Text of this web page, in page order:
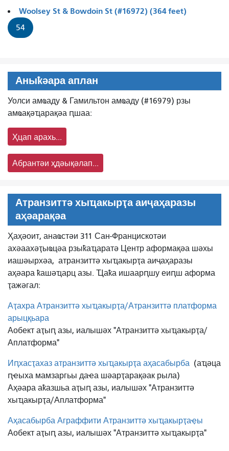
Woolsey St & Bowdoin St (#16972) (364 feet)
54
Аныҟәара аплан
Уолси амҩаду & Гамильтон амҩаду (#16979) рзы
амҩақәҵарақәа ԥшаа:
Ҳцап арахь...
Абрантәи ҳдәықәлап...
Атранзиттә хыҵакырҭа аиҷаҳаразы
аҳәарақәа
Ҳаҳәоит, анаҩстәи 311 Сан-Францискотәи
ахәаахәҭыҩцәа рзыҟаҵаратә Центр аформақәа шәхы
иашәырхәа, атранзиттә хыҵакырҭа аиҷаҳаразы
аҳәара ҟашәҵарц азы. Ҵаҟа ишаарԥшу еиԥш аформа
ҭажәгал:
Аҭахра Атранзиттә хыҵакырҭа/Атранзиттә платформа
арыцқьара
Аобект аҭыԥ азы, иалышәх "Атранзиттә хыҵакырҭа/
Аплатформа"
Иԥхасҭахаз атранзиттә хыҵакырҭа аҳасабырба (аҵәца
ԥҽыха мамзаргьы даҽа шәарҭарақәак рыла)
Аҳәара аҟазшьа аҭыԥ азы, иалышәх "Атранзиттә
хыҵакырҭа/Аплатформа"
Аҳасабырба Аграффити Атранзиттә хыҵакырҭаҿы
Аобект аҭыԥ азы, иалышәх "Атранзиттә хыҵакырҭа"